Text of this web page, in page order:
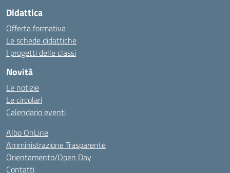
Didattica
Offerta formativa
Le schede didattiche
I progetti delle classi
Novità
Le notizie
Le circolari
Calendario eventi
Albo OnLine
Amministrazione Trasparente
Orientamento/Open Day
Contatti